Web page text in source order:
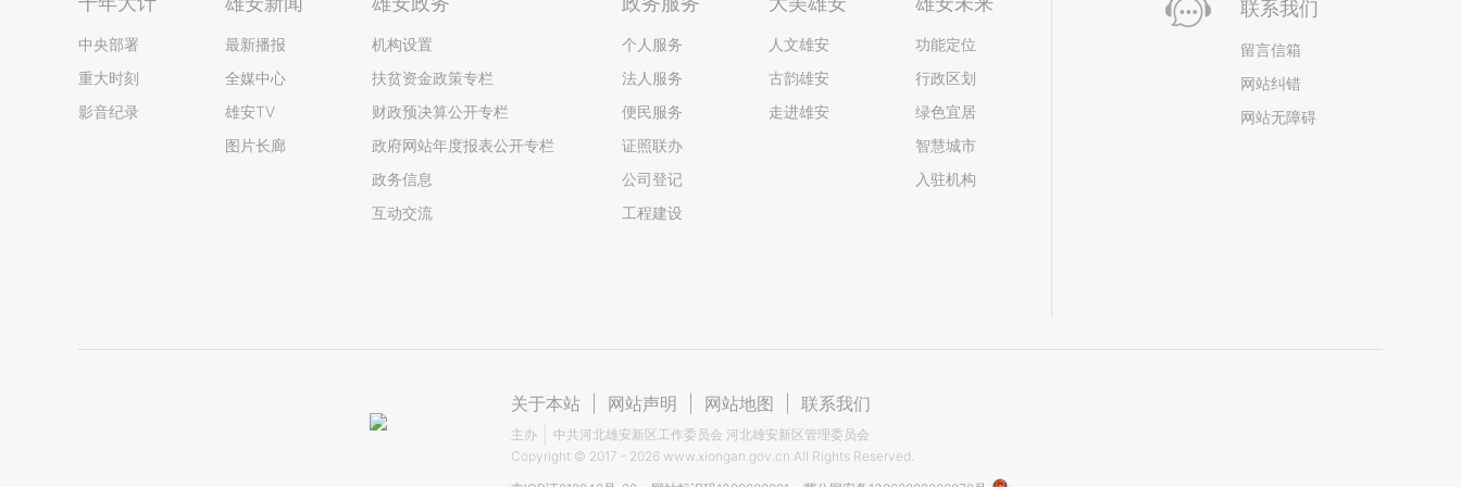
中央部署
重大时刻
影音纪录
最新播报
全媒中心
雄安TV
图片长廊
机构设置
扶贫资金政策专栏
财政预决算公开专栏
政府网站年度报表公开专栏
政务信息
互动交流
个人服务
法人服务
便民服务
证照联办
公司登记
工程建设
人文雄安
古韵雄安
走进雄安
功能定位
行政区划
绿色宜居
智慧城市
入驻机构
联系我们
留言信箱
网站纠错
网站无障碍
关于本站 网站声明 网站地图 联系我们
主办
中共河北雄安新区工作委员会 河北雄安新区管理委员会
Copyright © 2017 - 2026 www.xiongan.gov.cn All Rights Reserved.